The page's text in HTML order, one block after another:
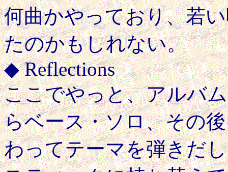
何曲かやっており、若
たのかもしれない。
◆ Reflections
ここでやっと、アルバ
らベース・ソロ、その
わってテーマを弾きだ